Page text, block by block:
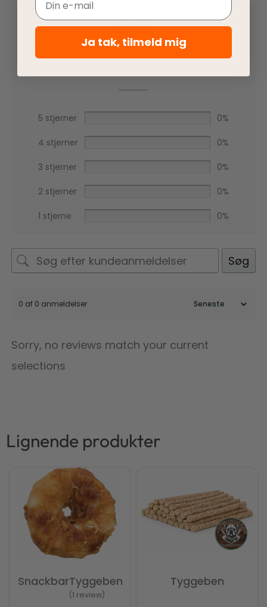
0,0
5 stjerner 0%
4 stjerner 0%
3 stjerner 0%
2 stjerner 0%
1 stjerne 0%
Søg
0 af 0 anmeldelser
Sorry, no reviews match your current
selections
Lignende produkter
SnackbarTyggeben
1 review
Tyggeben
Ja tak, tilmeld mig